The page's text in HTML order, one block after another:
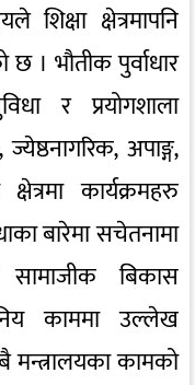
शिक्षा क्षेत्रमापनि
। भौतीक पुर्वाधार
र प्रयोगशाला
अपाङ्ग‚
कार्यक्रमहरु
बारेमा सचेतनामा
बिकास
काममा उल्लेख
मन्त्रालयका कामको